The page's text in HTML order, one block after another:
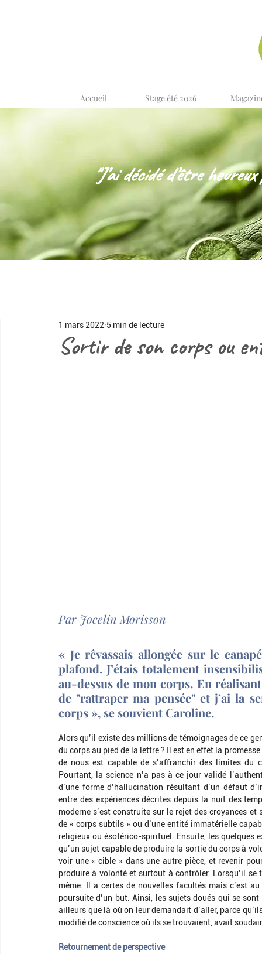
Accueil Stage été 2026
"J’ai décidé d’être
Sortir de son corps ou
1 mars 2022 5 min de lecture
Par Jocelin Morisson
« Je rêvassais allongée sur le
plafond. J’étais totalement
au-dessus de mon corps. En
de "rattraper ma pensée" et j’ai la
corps », se souvient Caroline.
Alors qu’il existe des millions de témoignages de ce
du corps au pied de la lettre ? Il est en effet la
de nous est capable de s’affranchir des limites du
Pourtant, la science n’a pas à ce jour validé
d’une forme d’hallucination résultant d’un défaut
entre des expériences décrites depuis la nuit des
moderne s’est construite sur le rejet des croyances
de « corps subtils » ou d’une entité immatérielle
religieux ou ésotérico-spirituel. Ensuite, les quelques
qu’un sujet capable de produire la sortie du corps à
voir une « cible » dans une autre pièce, et revenir
produire à volonté et surtout à contrôler. Lorsqu’il
même. Il a certes de nouvelles facultés mais c’est
poursuite d’un but. Ainsi, les sujets doués qui se
ailleurs que là où on leur demandait d’aller, parce
modifié de conscience où ils se trouvaient, avait
Retournement de perspective